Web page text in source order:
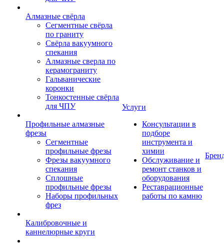
Алмазные свёрла
Сегментные свёрла
по граниту
Свёрла вакуумного
спекания
Алмазные сверла по
керамограниту
Гальванические
коронки
Тонкостенные свёрла
для ЧПУ
Профильные алмазные
фрезы
Сегментные
профильные фрезы
Фрезы вакуумного
спекания
Сплошные
профильные фрезы
Наборы профильных
фрез
Калибровочные и
каннелюрные круги
Услуги
Консультации в
подборе
инструмента и
химии
Обслуживание и
ремонт станков и
оборудования
Реставрационные
работы по камню